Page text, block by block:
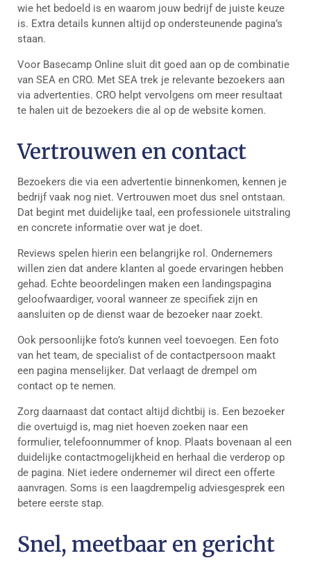
wie het bedoeld is en waarom jouw bedrijf de juiste keuze
is. Extra details kunnen altijd op ondersteunende pagina’s
staan.
Voor Basecamp Online sluit dit goed aan op de combinatie
van SEA en CRO. Met SEA trek je relevante bezoekers aan
via advertenties. CRO helpt vervolgens om meer resultaat
te halen uit de bezoekers die al op de website komen.
Vertrouwen en contact
Bezoekers die via een advertentie binnenkomen, kennen je
bedrijf vaak nog niet. Vertrouwen moet dus snel ontstaan.
Dat begint met duidelijke taal, een professionele uitstraling
en concrete informatie over wat je doet.
Reviews spelen hierin een belangrijke rol. Ondernemers
willen zien dat andere klanten al goede ervaringen hebben
gehad. Echte beoordelingen maken een landingspagina
geloofwaardiger, vooral wanneer ze specifiek zijn en
aansluiten op de dienst waar de bezoeker naar zoekt.
Ook persoonlijke foto’s kunnen veel toevoegen. Een foto
van het team, de specialist of de contactpersoon maakt
een pagina menselijker. Dat verlaagt de drempel om
contact op te nemen.
Zorg daarnaast dat contact altijd dichtbij is. Een bezoeker
die overtuigd is, mag niet hoeven zoeken naar een
formulier, telefoonnummer of knop. Plaats bovenaan al een
duidelijke contactmogelijkheid en herhaal die verderop op
de pagina. Niet iedere ondernemer wil direct een offerte
aanvragen. Soms is een laagdrempelig adviesgesprek een
betere eerste stap.
Snel, meetbaar en gericht